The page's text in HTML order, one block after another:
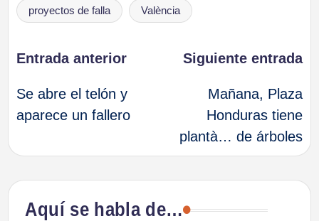
proyectos de falla València
Navegación
de
entradas
Entrada anterior
Se abre el telón y
aparece un fallero
Siguiente entrada
Mañana, Plaza
Honduras tiene
plantà… de árboles
Aquí se habla de…